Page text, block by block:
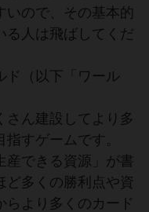
いので、その基本的
る人は飛ばしてくだ
ド（以下「ワール
ん建設してより多
すゲームです。
できる資源」が書
ど多くの勝利点や資
らより多くのカード